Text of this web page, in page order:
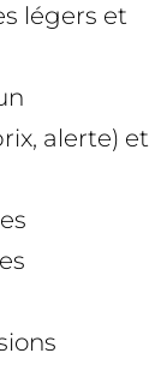
légers et
alerte) et